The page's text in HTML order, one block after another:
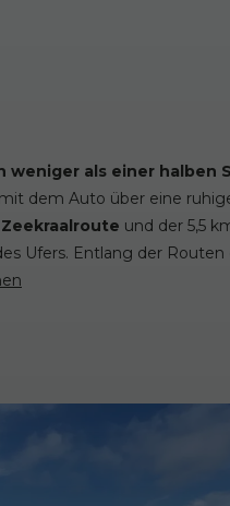
weniger als einer
dem Auto über eine
Zeekraalroute und der 5,5
Ufers. Entlang der